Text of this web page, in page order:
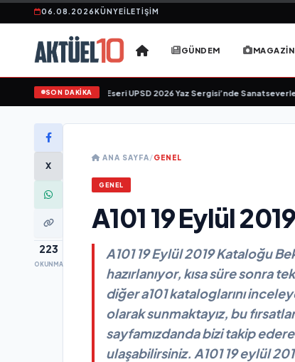
06.08.2026KÜNYEİLETIŞIM
GÜNDEM MAGAZIN
SON DAKİKA
"Tekâmül" Eseri UPSD 2026 Yaz Sergisi’nde Sanatseverlerle
X
223
OKUNMA
ANA SAYFA/GENEL
GENEL
A101 19 Eylül
A101 19 Eylül 2019 Kataloğu
hazırlanıyor, kısa süre sonra
diğer a101 kataloglarını
olarak sunmaktayız, bu
sayfamızdanda bizi takip
ulaşabilirsiniz. A101 19 eylül